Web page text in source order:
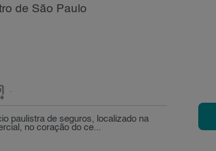
de São Paulo
-
paulistra de seguros, localizado na
no coração do ce...